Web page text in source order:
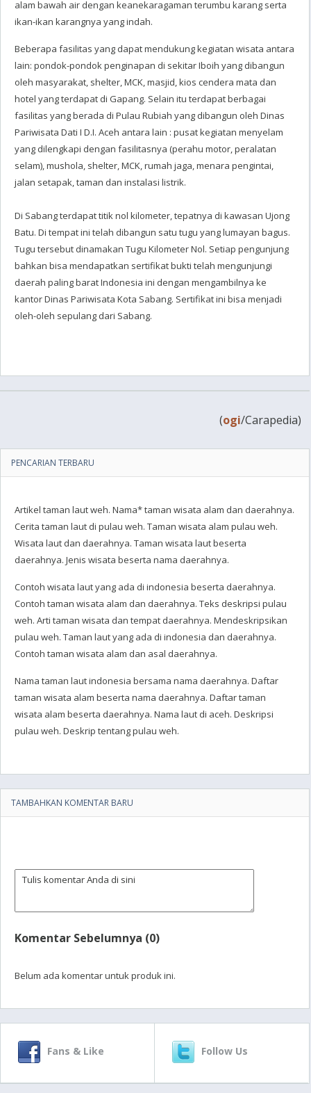
alam bawah air dengan keanekaragaman terumbu karang serta
ikan-ikan karangnya yang indah.
Beberapa fasilitas yang dapat mendukung kegiatan wisata antara
lain: pondok-pondok penginapan di sekitar Iboih yang dibangun
oleh masyarakat, shelter, MCK, masjid, kios cendera mata dan
hotel yang terdapat di Gapang. Selain itu terdapat berbagai
fasilitas yang berada di Pulau Rubiah yang dibangun oleh Dinas
Pariwisata Dati I D.I. Aceh antara lain : pusat kegiatan menyelam
yang dilengkapi dengan fasilitasnya (perahu motor, peralatan
selam), mushola, shelter, MCK, rumah jaga, menara pengintai,
jalan setapak, taman dan instalasi listrik.
Di Sabang terdapat titik nol kilometer, tepatnya di kawasan Ujong
Batu. Di tempat ini telah dibangun satu tugu yang lumayan bagus.
Tugu tersebut dinamakan Tugu Kilometer Nol. Setiap pengunjung
bahkan bisa mendapatkan sertifikat bukti telah mengunjungi
daerah paling barat Indonesia ini dengan mengambilnya ke
kantor Dinas Pariwisata Kota Sabang. Sertifikat ini bisa menjadi
oleh-oleh sepulang dari Sabang.
(ogi/Carapedia)
PENCARIAN TERBARU
Artikel taman laut weh. Nama* taman wisata alam dan daerahnya.
Cerita taman laut di pulau weh. Taman wisata alam pulau weh.
Wisata laut dan daerahnya. Taman wisata laut beserta
daerahnya. Jenis wisata beserta nama daerahnya.
Contoh wisata laut yang ada di indonesia beserta daerahnya.
Contoh taman wisata alam dan daerahnya. Teks deskripsi pulau
weh. Arti taman wisata dan tempat daerahnya. Mendeskripsikan
pulau weh. Taman laut yang ada di indonesia dan daerahnya.
Contoh taman wisata alam dan asal daerahnya.
Nama taman laut indonesia bersama nama daerahnya. Daftar
taman wisata alam beserta nama daerahnya. Daftar taman
wisata alam beserta daerahnya. Nama laut di aceh. Deskripsi
pulau weh. Deskrip tentang pulau weh.
TAMBAHKAN KOMENTAR BARU
Komentar Sebelumnya (0)
Belum ada komentar untuk produk ini.
Fans & Like Follow Us